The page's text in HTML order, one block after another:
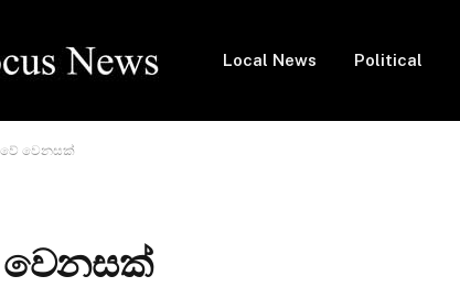
Local News Political
වෙනසක්
වෙනසක්